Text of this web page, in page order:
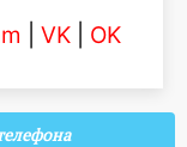
VK OK